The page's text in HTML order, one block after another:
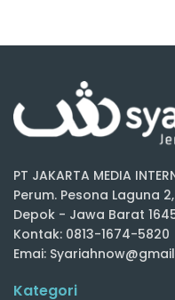
PT JAKARTA MEDIA
Perum. Pesona Laguna
Depok - Jawa Barat
Kontak: 0813-1674-5820
Emai:
Kategori